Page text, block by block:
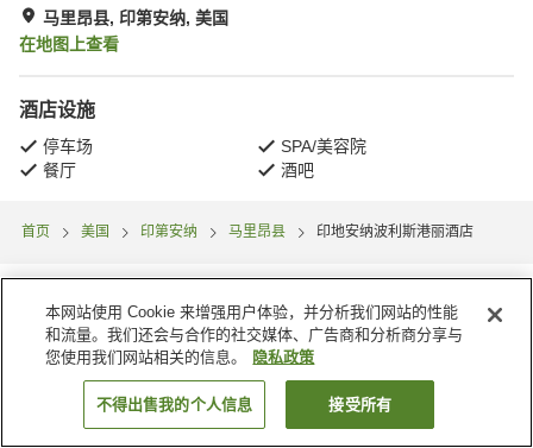
马里昂县, 印第安纳, 美国
在地图上查看
酒店设施
停车场
SPA/美容院
餐厅
酒吧
首页 美国 印第安纳 马里昂县 印地安纳波利斯港丽酒店
搜索客房
本网站使用 Cookie 来增强用户体验，并分析我们网站的性能
和流量。我们还会与合作的社交媒体、广告商和分析商分享与
您使用我们网站相关的信息。
隐私政策
不得出售我的个人信息 接受所有